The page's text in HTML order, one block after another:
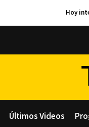
Últimos Videos